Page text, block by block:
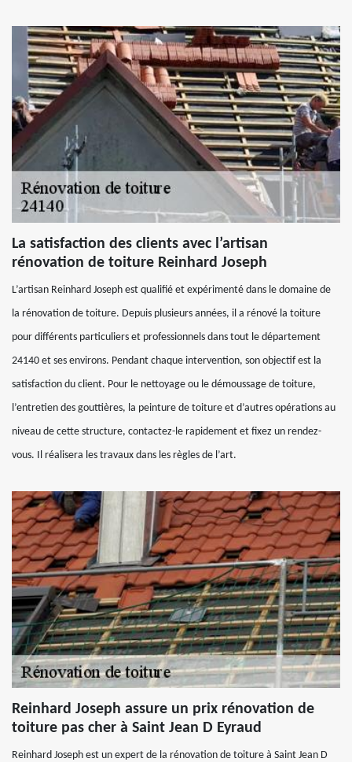
La satisfaction des clients avec l’artisan
rénovation de toiture Reinhard Joseph
L’artisan Reinhard Joseph est qualifié et expérimenté dans le domaine de
la rénovation de toiture. Depuis plusieurs années, il a rénové la toiture
pour différents particuliers et professionnels dans tout le département
24140 et ses environs. Pendant chaque intervention, son objectif est la
satisfaction du client. Pour le nettoyage ou le démoussage de toiture,
l’entretien des gouttières, la peinture de toiture et d’autres opérations au
niveau de cette structure, contactez-le rapidement et fixez un rendez-
vous. Il réalisera les travaux dans les règles de l’art.
Reinhard Joseph assure un prix rénovation de
toiture pas cher à Saint Jean D Eyraud
Reinhard Joseph est un expert de la rénovation de toiture à Saint Jean D